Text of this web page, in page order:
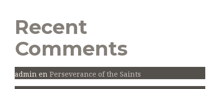
Recent
Comments
admin en Perseverance of the Saints